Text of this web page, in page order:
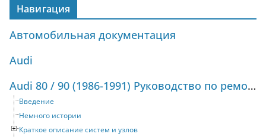
Навигация
Автомобильная документация
Audi
Audi 80 / 90 (1986-1991) Руководство по ремонту и техническому обслуживанию
Введение
Немного истории
Краткое описание систем и узлов